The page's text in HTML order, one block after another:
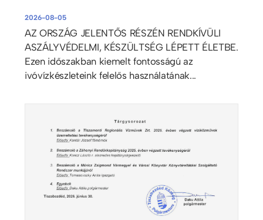
2026-08-05
AZ ORSZÁG JELENTŐS RÉSZÉN RENDKÍVÜLI
ASZÁLYVÉDELMI, KÉSZÜLTSÉG LÉPETT ÉLETBE.
Ezen időszakban kiemelt fontosságú az
ivóvízkészleteink felelős használatának...